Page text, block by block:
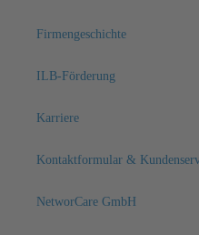
Firmengeschichte
ILB-Förderung
Karriere
Kontaktformular &
NetworCare GmbH